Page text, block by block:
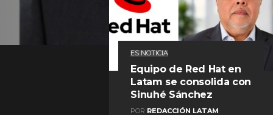
ES NOTICIA
Equipo de Red Hat en
Latam se consolida con
Sinuhé Sánchez
POR REDACCIÓN LATAM